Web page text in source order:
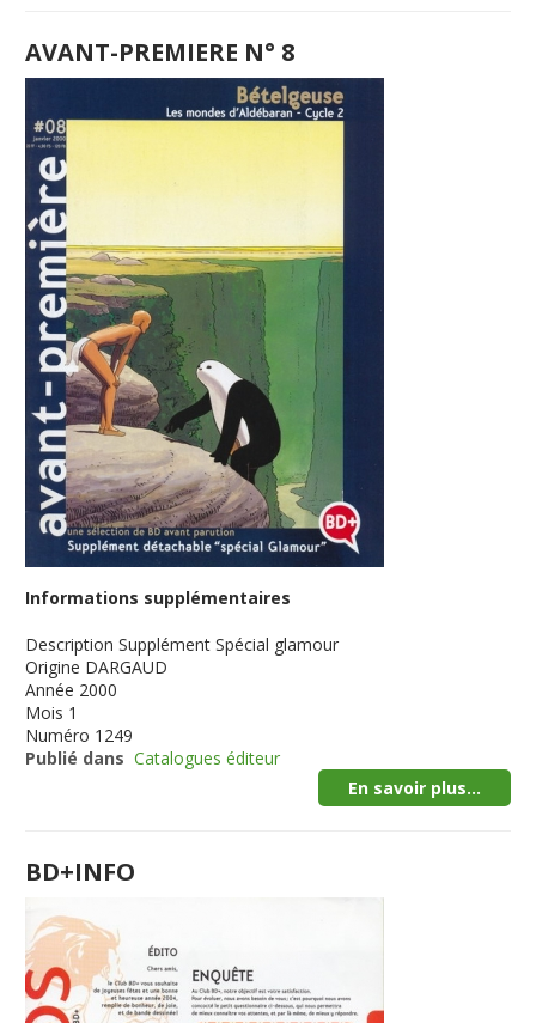
AVANT-PREMIERE N° 8
Informations supplémentaires
Description Supplément Spécial glamour
Origine DARGAUD
Année 2000
Mois 1
Numéro 1249
Publié dans Catalogues éditeur
En savoir plus...
BD+INFO